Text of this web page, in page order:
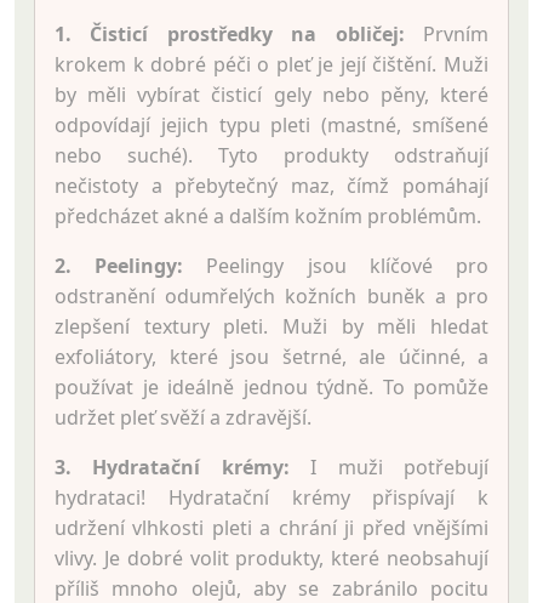
1. Čisticí prostředky na obličej: Prvním
krokem k dobré péči o pleť je její čištění. Muži
by měli vybírat čisticí gely nebo pěny, které
odpovídají jejich typu pleti (mastné, smíšené
nebo suché). Tyto produkty odstraňují
nečistoty a přebytečný maz, čímž pomáhají
předcházet akné a dalším kožním problémům.
2. Peelingy: Peelingy jsou klíčové pro
odstranění odumřelých kožních buněk a pro
zlepšení textury pleti. Muži by měli hledat
exfoliátory, které jsou šetrné, ale účinné, a
používat je ideálně jednou týdně. To pomůže
udržet pleť svěží a zdravější.
3. Hydratační krémy: I muži potřebují
hydrataci! Hydratační krémy přispívají k
udržení vlhkosti pleti a chrání ji před vnějšími
vlivy. Je dobré volit produkty, které neobsahují
příliš mnoho olejů, aby se zabránilo pocitu